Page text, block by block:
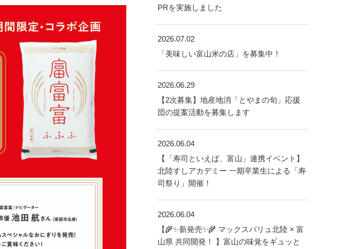
PRを実施しました
2026.07.02
「美味しい富山米の店」を募集中！
2026.06.29
【2次募集】地産地消「とやまの旬」応援
団の提案活動を募集します
2026.06.04
【「寿司といえば、富山」連携イベント】
北陸すしアカデミー 一期卒業生による「寿
司祭り」開催！
2026.06.04
【🌾✨新発売✨🌾 マックスバリュ北陸 × 富
山県 共同開発！ 】富山の味覚をギュッと